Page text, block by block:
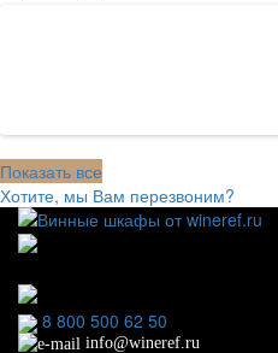
Показать все
Хотите, мы Вам перезвоним?
8 800 500 62 50
info@wineref.ru